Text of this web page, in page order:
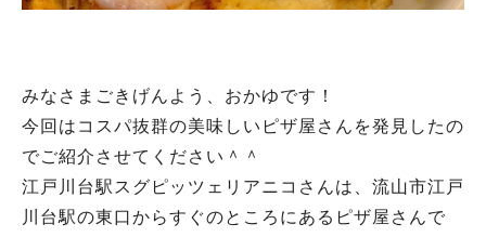
みなさまごきげんよう、おかゆです！
今回はコスパ抜群の美味しいピザ屋さんを発見したの
でご紹介させてください＾＾
江戸川台駅スグピッツェリアニコさんは、流山市江戸
川台駅の東口からすぐのところにあるピザ屋さんで